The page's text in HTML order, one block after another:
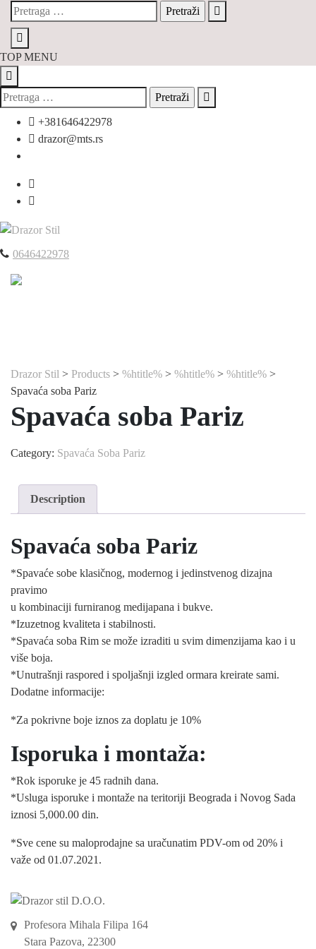
TOP MENU
+381646422978
drazor@mts.rs
0646422978
Drazor Stil > Products > %htitle% > %htitle% > %htitle% >
Spavaća soba Pariz
Spavaća soba Pariz
Category: Spavaća Soba Pariz
Description
Spavaća soba Pariz
*Spavaće sobe klasičnog, modernog i jedinstvenog dizajna
pravimo
u kombinaciji furniranog medijapana i bukve.
*Izuzetnog kvaliteta i stabilnosti.
*Spavaća soba Rim se može izraditi u svim dimenzijama kao i u
više boja.
*Unutrašnji raspored i spoljašnji izgled ormara kreirate sami.
Dodatne informacije:
*Za pokrivne boje iznos za doplatu je 10%
Isporuka i montaža:
*Rok isporuke je 45 radnih dana.
*Usluga isporuke i montaže na teritoriji Beograda i Novog Sada
iznosi 5,000.00 din.
*Sve cene su maloprodajne sa uračunatim PDV-om od 20% i
važe od 01.07.2021.
Profesora Mihala Filipa 164
Stara Pazova, 22300